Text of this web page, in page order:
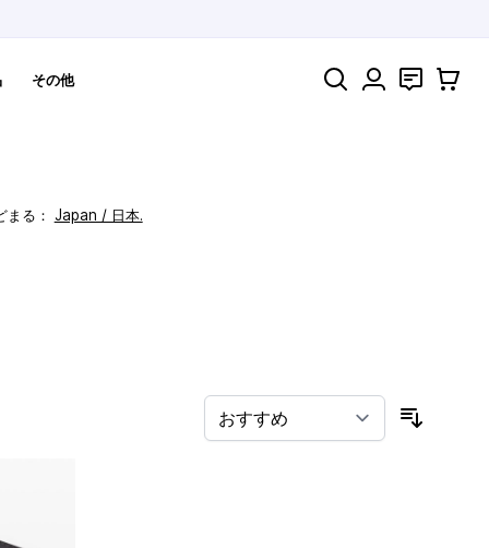
その他 検索 お問い合
カート
る： Japan / 日本.